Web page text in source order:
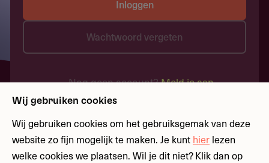
Inloggen
Wachtwoord vergeten
Nog geen account?Meld je aan
Wij gebruiken cookies
Wij gebruiken cookies om het gebruiksgemak van deze
website zo fijn mogelijk te maken. Je kunt hier lezen
welke cookies we plaatsen. Wil je dit niet? Klik dan op